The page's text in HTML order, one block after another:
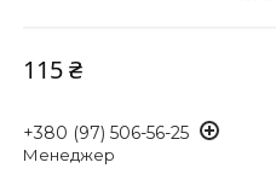
115 ₴
+380 (97) 506-56-25
Менеджер